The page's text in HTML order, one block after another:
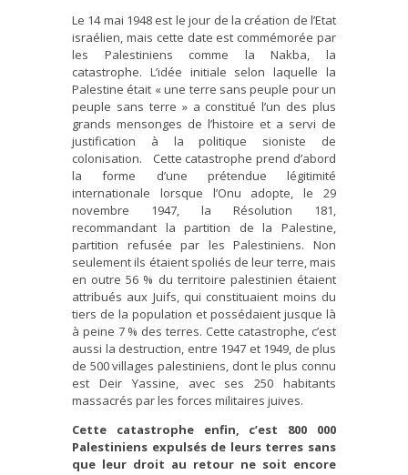
Le 14 mai 1948 est le jour de la création de l’Etat
israélien, mais cette date est commémorée par
les Palestiniens comme la Nakba, la
catastrophe. L’idée initiale selon laquelle la
Palestine était « une terre sans peuple pour un
peuple sans terre » a constitué l’un des plus
grands mensonges de l’histoire et a servi de
justification à la politique sioniste de
colonisation. Cette catastrophe prend d’abord
la forme d’une prétendue légitimité
internationale lorsque l’Onu adopte, le 29
novembre 1947, la Résolution 181,
recommandant la partition de la Palestine,
partition refusée par les Palestiniens. Non
seulement ils étaient spoliés de leur terre, mais
en outre 56 % du territoire palestinien étaient
attribués aux Juifs, qui constituaient moins du
tiers de la population et possédaient jusque là
à peine 7 % des terres. Cette catastrophe, c’est
aussi la destruction, entre 1947 et 1949, de plus
de 500 villages palestiniens, dont le plus connu
est Deir Yassine, avec ses 250 habitants
massacrés par les forces militaires juives.
Cette catastrophe enfin, c’est 800 000
Palestiniens expulsés de leurs terres sans
que leur droit au retour ne soit encore